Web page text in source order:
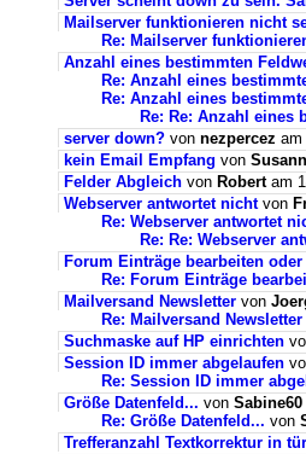
Mailserver funktionieren nicht
Re: Mailserver
Anzahl eines bestimmten
Re: Anzahl eines
Re: Anzahl eines
Re: Re: Anzahl eines
server down? von nezpercez am
kein Email Empfang von
Felder Abgleich von Robertam
Webserver antwortet nichtvon
Re: Webserver antwortet
Re: Re: Webserver
Forum Einträge bearbeiten
Re: Forum Einträge
Mailversand Newsletter von
Re: Mailversand Newsletter
Suchmaske auf HP einrichten
Session ID immer abgelaufen
Re: Session ID immer
Größe Datenfeld... von Sabine60
Re: Größe Datenfeld... von
Trefferanzahl Textkorrektur in